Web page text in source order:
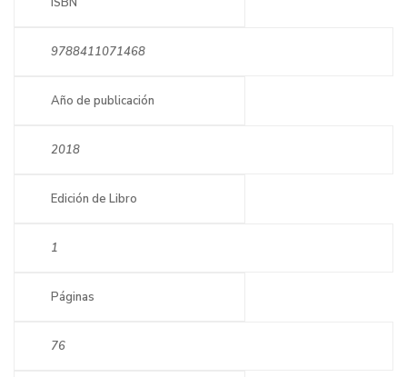
9788411071468
Año de publicación
2018
Edición de Libro
1
Páginas
76